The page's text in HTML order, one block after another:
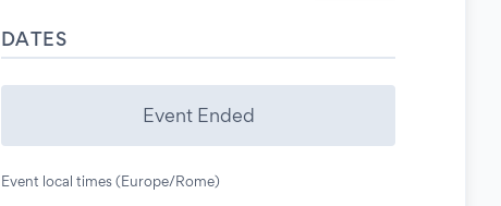
DATES
Event Ended
Event local times (Europe/Rome)